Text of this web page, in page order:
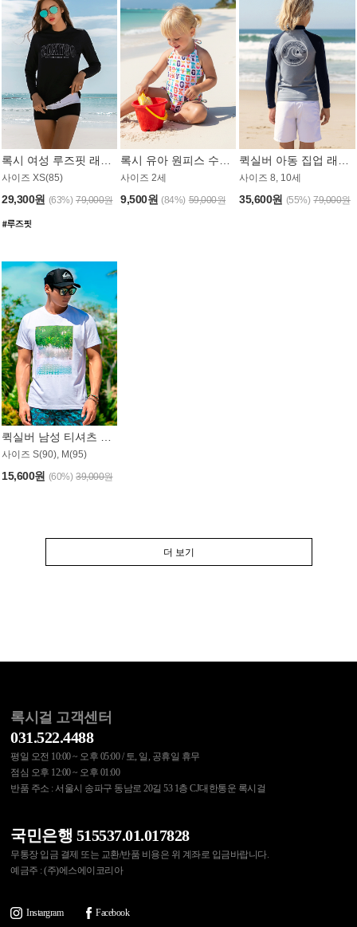
사이즈 XS(85)
29,300원 (63%) 79,000원
사이즈 2세
9,500원 (84%) 59,000원
사이즈 8, 10세
35,600원 (55%) 79,000원
퀵실버 남성 티셔츠 MST357WQS
사이즈 S(90), M(95)
15,600원 (60%) 39,000원
더 보기
록시걸 고객센터
031.522.4488
평일 오전 10:00 ~ 오후 05:00 / 토, 일, 공휴일 휴무
점심 오후 12:00 ~ 오후 01:00
반품 주소 : 서울시 송파구 동남로 20길 53 1층 CJ대한통운 록시걸
국민은행 515537.01.017828
무통장 입금 결제 또는 교환/반품 비용은 위 계좌로 입금바랍니다.
예금주 : (주)에스에이코리아
Instargram Facebook